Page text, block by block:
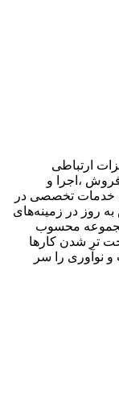
ارتباطی
زمینه فروش ،اجرا و
خدمات تخصصی در
به‌ روز در زمینه‌های
مجموعه محسوب
تر شدن کارها
نوآوری را سر